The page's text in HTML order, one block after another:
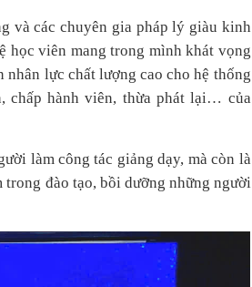
và các chuyên gia pháp lý giàu kinh
học viên mang trong mình khát vọng
lực chất lượng cao cho hệ thống
chấp hành viên, thừa phát lại… của
làm công tác giảng dạy, mà còn là
đào tạo, bồi dưỡng những người